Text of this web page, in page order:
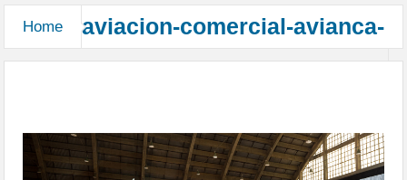
Home aviacion-comercial-avianca-
star-alliance2